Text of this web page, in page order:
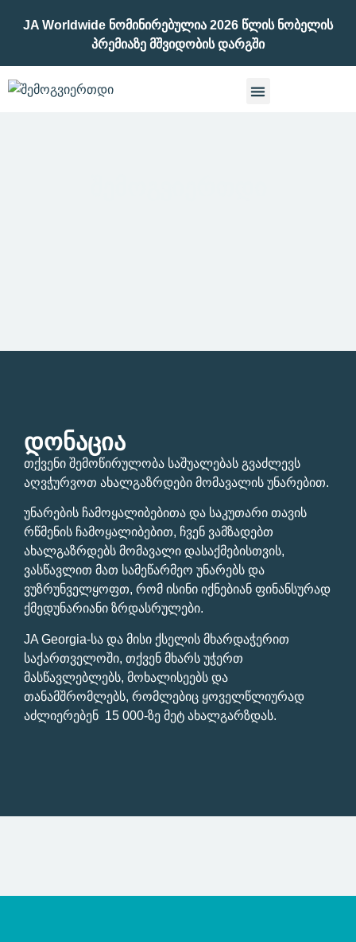
JA Worldwide Ნომინირებულია 2026 Წლის Ნობელის
Პრემიაზე Მშვიდობის Დარგში
ᲓᲝᲜᲐᲪᲘᲐ
თქვენი შემოწირულობა საშუალებას გვაძლევს
აღვჭურვოთ ახალგაზრდები მომავალის უნარებით.
უნარების ჩამოყალიბებითა და საკუთარი თავის
რწმენის ჩამოყალიბებით, ჩვენ ვამზადებთ
ახალგაზრდებს მომავალი დასაქმებისთვის,
ვასწავლით მათ სამეწარმეო უნარებს და
ვუზრუნველყოფთ, რომ ისინი იქნებიან ფინანსურად
ქმედუნარიანი ზრდასრულები.
JA Georgia-სა და მისი ქსელის მხარდაჭერით
საქართველოში, თქვენ მხარს უჭერთ
მასწავლებლებს, მოხალისეებს და
თანამშრომლებს, რომლებიც ყოველწლიურად
აძლიერებენ 15 000-ზე მეტ ახალგარზდას.